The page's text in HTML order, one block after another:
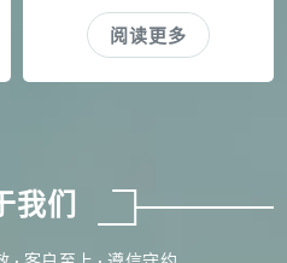
菌、革兰氏阳性菌作用强。
阅读更多
我们